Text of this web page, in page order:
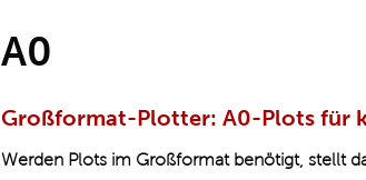
A0
Großformat-Plotter: A0-Plots für
Werden Plots im Großformat benötigt, stellt